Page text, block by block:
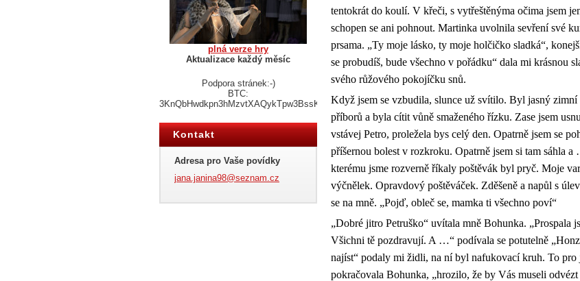
tentokrát do koulí. V křeči, s vytřeštěnýma očima jsem
schopen se ani pohnout. Martinka uvolnila sevření své
prsama. „Ty moje lásko, ty moje holčičko sladká“,
se probudíš, bude všechno v pořádku“ dala mi krásnou
svého růžového pokojíčku snů.
Když jsem se vzbudila, slunce už svítilo. Byl jasný
příborů a byla cítit vůně smaženého řízku. Zase jsem
vstávej Petro, proležela bys celý den. Opatrně jsem se
příšernou bolest v rozkroku. Opatrně jsem si tam sáhla
kterému jsme rozverně říkaly poštěvák byl pryč. Moje
výčnělek. Opravdový poštěváček. Zděšeně a napůl s
se na mně. „Pojď, obleč se, mamka ti všechno poví“
„Dobré jitro Petruško“ uvítala mně Bohunka. „Prospala
Všichni tě pozdravují. A …“ podívala se potutelně
najíst“ podaly mi židli, na ní byl nafukovací kruh. To pro
pokračovala Bohunka, „hrozilo, že by Vás museli
plná verze hry
Aktualizace každý měsíc
Podpora stránek:-)
BTC:
3KnQbHwdkpn3hMzvtXAQykTpw3BssKNY3N
Kontakt
Adresa pro Vaše povídky
jana.janina98@seznam.cz